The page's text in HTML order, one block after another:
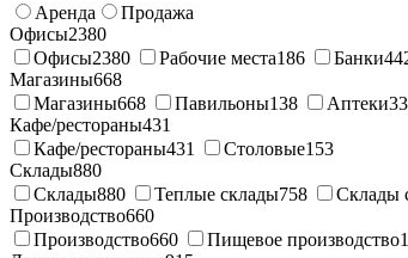
Аренда
Продажа
Офисы2380
Офисы2380 Рабочие места186 Банки
Магазины668
Магазины668 Павильоны138 Аптеки
Кафе/рестораны431
Кафе/рестораны431 Столовые153
Склады880
Склады880 Теплые склады758 Склады
Производство660
Производство660 Пищевое производство